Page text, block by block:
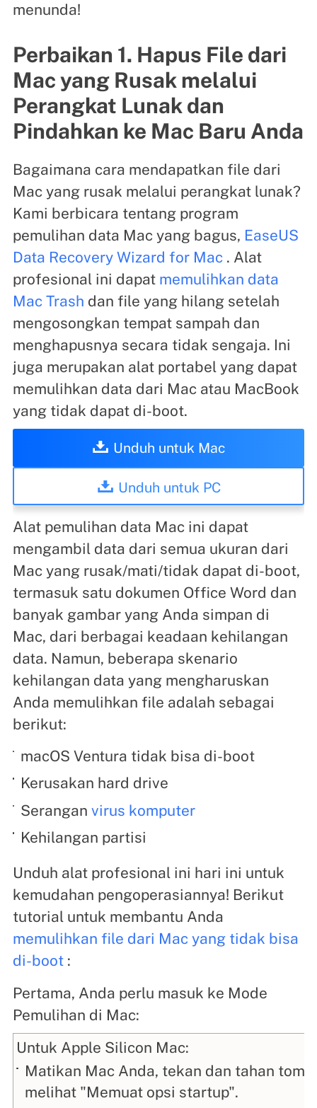
menunda!
Perbaikan 1. Hapus File dari
Mac yang Rusak melalui
Perangkat Lunak dan
Pindahkan ke Mac Baru Anda
Bagaimana cara mendapatkan file dari
Mac yang rusak melalui perangkat lunak?
Kami berbicara tentang program
pemulihan data Mac yang bagus, EaseUS
Data Recovery Wizard for Mac. Alat
profesional ini dapat memulihkan data
Mac Trash dan file yang hilang setelah
mengosongkan tempat sampah dan
menghapusnya secara tidak sengaja. Ini
juga merupakan alat portabel yang dapat
memulihkan data dari Mac atau MacBook
yang tidak dapat di-boot.
Unduh untuk Mac
Unduh untuk PC
Alat pemulihan data Mac ini dapat
mengambil data dari semua ukuran dari
Mac yang rusak/mati/tidak dapat di-boot,
termasuk satu dokumen Office Word dan
banyak gambar yang Anda simpan di
Mac, dari berbagai keadaan kehilangan
data. Namun, beberapa skenario
kehilangan data yang mengharuskan
Anda memulihkan file adalah sebagai
berikut:
macOS Ventura tidak bisa di-boot
Kerusakan hard drive
Seranganvirus komputer
Kehilangan partisi
Unduh alat profesional ini hari ini untuk
kemudahan pengoperasiannya! Berikut
tutorial untuk membantu Anda
memulihkan file dari Mac yang tidak bisa
di-boot:
Pertama, Anda perlu masuk ke Mode
Pemulihan di Mac:
Untuk Apple Silicon Mac:
Matikan Mac Anda, tekan dan tahan
melihat "Memuat opsi startup".